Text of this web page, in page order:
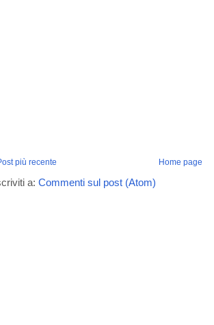
più recente Home page
a: Commenti sul post (Atom)